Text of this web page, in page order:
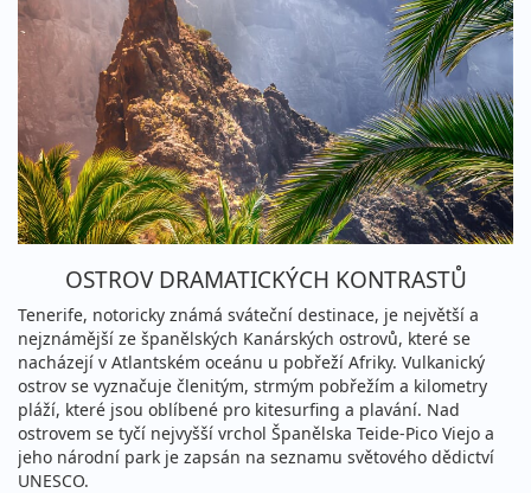
OSTROV DRAMATICKÝCH KONTRASTŮ
Tenerife, notoricky známá sváteční destinace, je největší a
nejznámější ze španělských Kanárských ostrovů, které se
nacházejí v Atlantském oceánu u pobřeží Afriky. Vulkanický
ostrov se vyznačuje členitým, strmým pobřežím a kilometry
pláží, které jsou oblíbené pro kitesurfing a plavání. Nad
ostrovem se tyčí nejvyšší vrchol Španělska Teide-Pico Viejo a
jeho národní park je zapsán na seznamu světového dědictví
UNESCO.